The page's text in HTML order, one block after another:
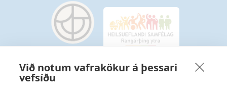
Við notum vafrakökur á þessari
vefsíðu
Starfsmannavefur